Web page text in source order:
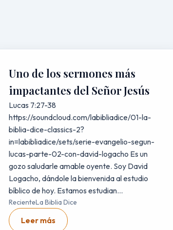
Uno de los sermones más
impactantes del Señor Jesús
Lucas 7:27-38
https://soundcloud.com/labibliadice/01-la-
biblia-dice-classics-2?
in=labibliadice/sets/serie-evangelio-segun-
lucas-parte-02-con-david-logacho Es un
gozo saludarle amable oyente. Soy David
Logacho, dándole la bienvenida al estudio
bíblico de hoy. Estamos estudian...
RecienteLa Biblia Dice
Leer más